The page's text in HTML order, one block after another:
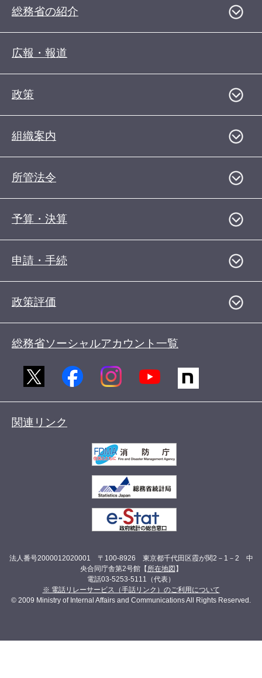
総務省の紹介
広報・報道
政策
組織案内
所管法令
予算・決算
申請・手続
政策評価
総務省ソーシャルアカウント一覧
関連リンク
法人番号2000012020001 〒100-8926 東京都千代田区霞が関2－1－2 中
央合同庁舎第2号館【 所在地図 】
電話03-5253-5111（代表）
※ 電話リレーサービス（手話リンク）のご利用について
© 2009 Ministry of Internal Affairs and Communications All Rights Reserved.